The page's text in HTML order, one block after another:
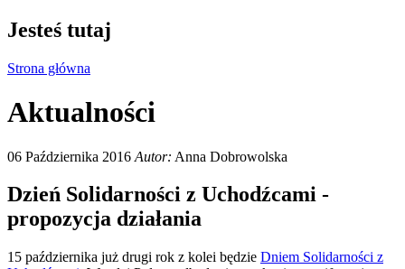
Jesteś tutaj
Strona główna
Aktualności
06 Października 2016 Autor: Anna Dobrowolska
Dzień Solidarności z Uchodźcami -
propozycja działania
15 października już drugi rok z kolei będzie Dniem Solidarności z